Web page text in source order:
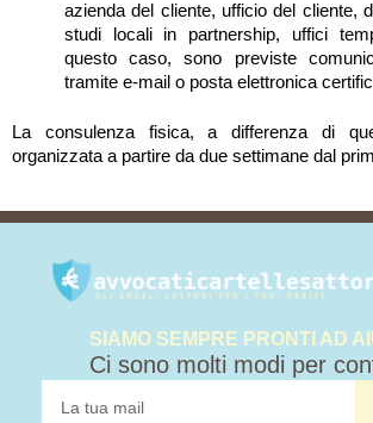
azienda del cliente, ufficio del cliente,
studi locali in partnership, uffici
questo caso, sono previste
tramite e-mail o posta elettronica
La consulenza fisica, a differenza di
organizzata a partire da due settimane dal
SIAMO SEMPRE PRONTI AD
Ci sono molti modi per